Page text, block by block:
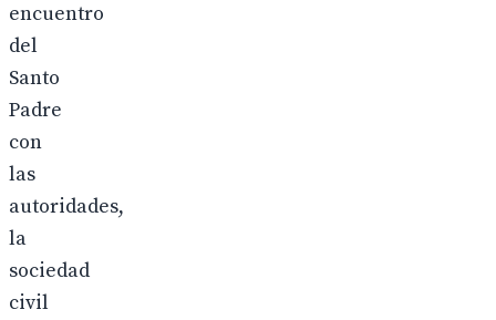
encuentro
del
Santo
Padre
con
las
autoridades,
la
sociedad
civil